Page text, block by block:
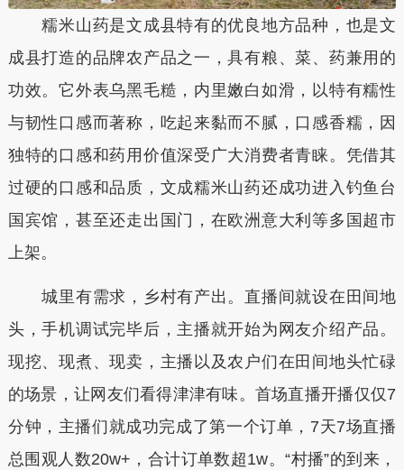
糯米山药是文成县特有的优良地方品种，也是文
成县打造的品牌农产品之一，具有粮、菜、药兼用的
功效。它外表乌黑毛糙，内里嫩白如滑，以特有糯性
与韧性口感而著称，吃起来黏而不腻，口感香糯，因
独特的口感和药用价值深受广大消费者青睐。凭借其
过硬的口感和品质，文成糯米山药还成功进入钓鱼台
国宾馆，甚至还走出国门，在欧洲意大利等多国超市
上架。
城里有需求，乡村有产出。直播间就设在田间地
头，手机调试完毕后，主播就开始为网友介绍产品。
现挖、现煮、现卖，主播以及农户们在田间地头忙碌
的场景，让网友们看得津津有味。首场直播开播仅仅7
分钟，主播们就成功完成了第一个订单，7天7场直播
总围观人数20w+，合计订单数超1w。“村播”的到来，